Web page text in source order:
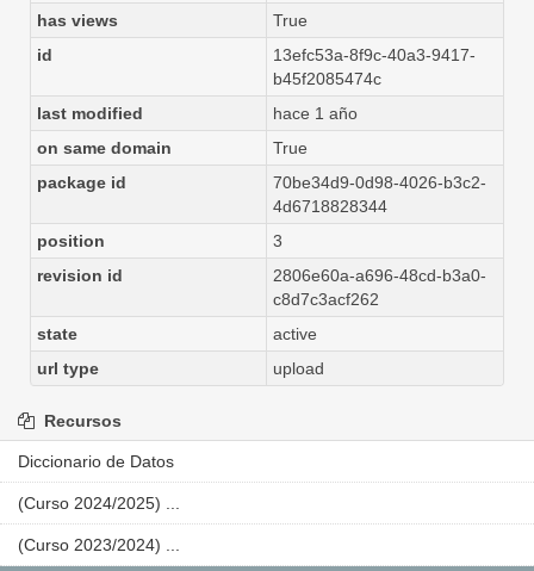
has views
True
id
13efc53a-8f9c-40a3-9417-
b45f2085474c
last modified
hace 1 año
on same domain
True
package id
70be34d9-0d98-4026-b3c2-
4d6718828344
position
3
revision id
2806e60a-a696-48cd-b3a0-
c8d7c3acf262
state
active
url type
upload
Recursos
Diccionario de Datos
(Curso 2024/2025) ...
(Curso 2023/2024) ...